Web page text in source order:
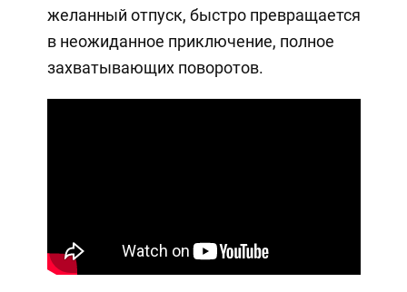
желанный отпуск, быстро превращается
в неожиданное приключение, полное
захватывающих поворотов.